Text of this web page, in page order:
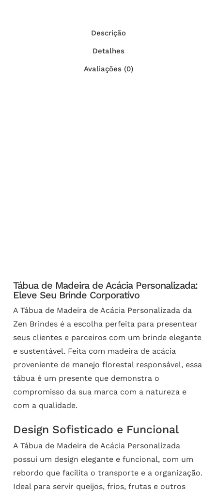
Descrição
Detalhes
Avaliações (0)
Tábua de Madeira de Acácia Personalizada:
Eleve Seu Brinde Corporativo
A Tábua de Madeira de Acácia Personalizada da
Zen Brindes é a escolha perfeita para presentear
seus clientes e parceiros com um brinde elegante
e sustentável. Feita com madeira de acácia
proveniente de manejo florestal responsável, essa
tábua é um presente que demonstra o
compromisso da sua marca com a natureza e
com a qualidade.
Design Sofisticado e Funcional
A Tábua de Madeira de Acácia Personalizada
possui um design elegante e funcional, com um
rebordo que facilita o transporte e a organização.
Ideal para servir queijos, frios, frutas e outros